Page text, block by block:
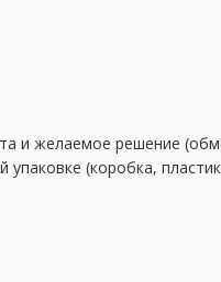
и желаемое решение
(коробка,